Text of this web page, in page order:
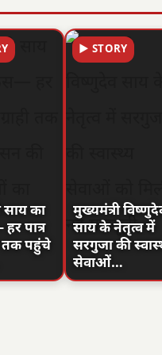
साय का
पात्र
तक पहुंचे
▶ STORY
मुख्यमंत्री
साय के नेतृत्व में
सरगुजा की
सेवाओं…